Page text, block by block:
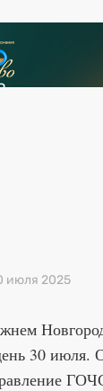
BORЩ
июля 2025
30 июля.